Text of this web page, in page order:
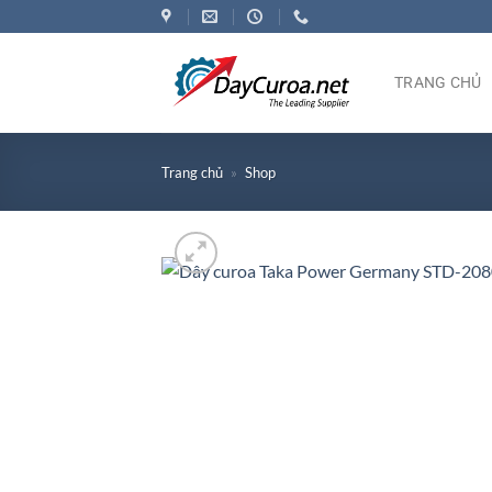
qua
TRANG CHỦ
Trang chủ » Shop